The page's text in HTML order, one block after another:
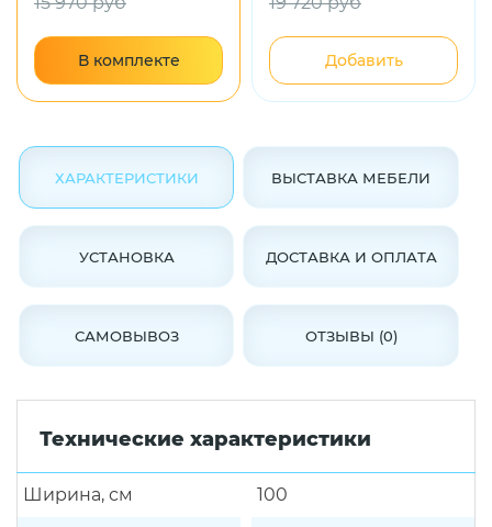
В комплекте Добавить
ХАРАКТЕРИСТИКИ ВЫСТАВКА МЕБЕЛИ
УСТАНОВКА ДОСТАВКА И ОПЛАТА
САМОВЫВОЗ ОТЗЫВЫ (0)
Технические характеристики
Ширина, см 100